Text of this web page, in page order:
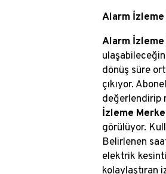
Alarm
Alarm
dönüş süre
çıkıyor.
değerlendirip
İzleme
görülüyor.
Belirlenen
elektrik
kolaylaştıran